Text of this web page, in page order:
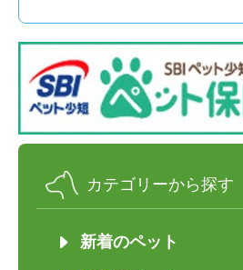
カテゴリーから探す
新着のペット